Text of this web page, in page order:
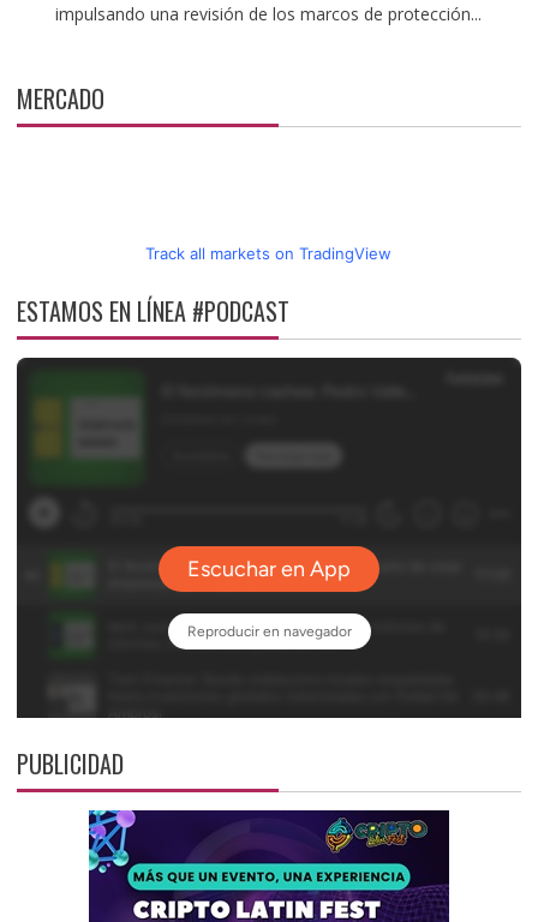
impulsando una revisión de los marcos de protección...
MERCADO
Track all markets on TradingView
ESTAMOS EN LÍNEA #PODCAST
PUBLICIDAD